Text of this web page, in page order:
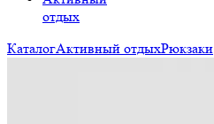
отдых
КаталогАктивный отдыхРюкзаки